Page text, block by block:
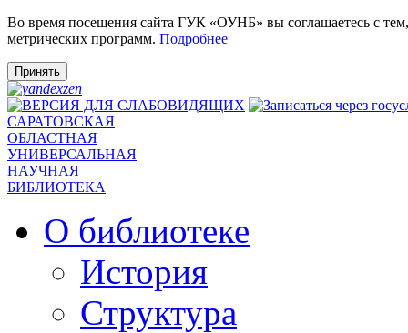
Во время посещения сайта ГУК «ОУНБ» вы соглашаетесь с
метрических программ. Подробнее
Принять
САРАТОВСКАЯ
ОБЛАСТНАЯ
УНИВЕРСАЛЬНАЯ
НАУЧНАЯ
БИБЛИОТЕКА
О библиотеке
История
Структура